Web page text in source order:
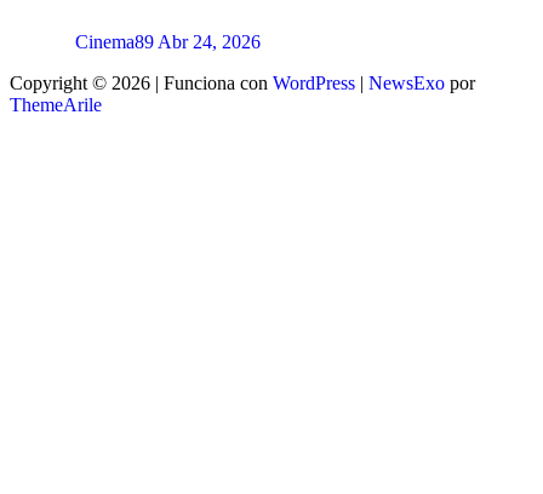
Cinema89 Abr 24, 2026
Copyright © 2026 | Funciona con WordPress | NewsExo por
ThemeArile